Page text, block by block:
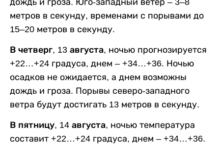
метров в секунду, временами с порывами до
15–20 метров в секунду.
В четверг, 13 августа, ночью прогнозируется
+22…+24 градуса, днем – +34…+36. Ночью
осадков не ожидается, а днем возможны
дождь и гроза. Порывы северо-западного
ветра будут достигать 13 метров в секунду.
В пятницу, 14 августа, ночью температура
составит +22…+24 градуса, днем – +34…+36.